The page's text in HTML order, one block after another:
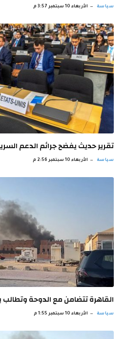
سياسة الأربعاء 10 سبتمبر 3:57 م
تقرير حديث يفضح جرائم الدعم
سياسة الأربعاء 10 سبتمبر 2:56 م
القاهرة تتضامن مع الدوحة
سياسة الأربعاء 10 سبتمبر 1:55 م